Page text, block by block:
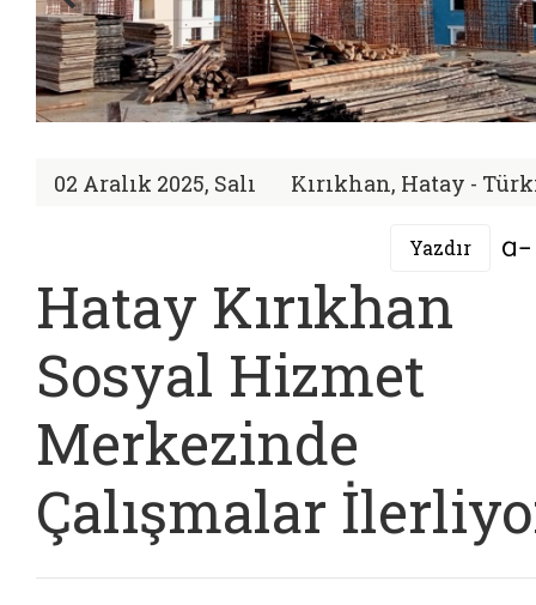
02 Aralık 2025, Salı Kırıkhan, Hatay -
Yazdır
Hatay Kırıkhan
Sosyal Hizmet
Merkezinde
Çalışmalar